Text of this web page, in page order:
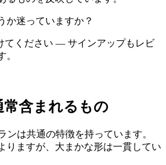
か迷っていますか？
てください — サインアップもレビ
。
含まれるもの
ンは共通の特徴を持っています。
りますが、大まかな形は一貫してい